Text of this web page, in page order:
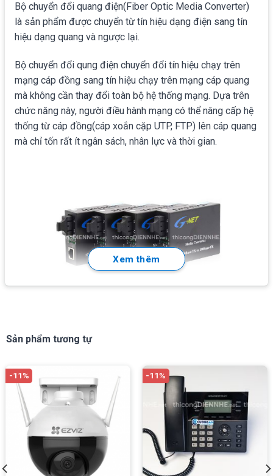
Bộ chuyển đổi quang điện(Fiber Optic Media Converter)
là sản phẩm được chuyển từ tín hiệu dạng điện sang tín
hiệu dạng quang và ngược lại.
Bộ chuyển đổi qung điện chuyển đổi tín hiệu chạy trên
mạng cáp đồng sang tín hiệu chạy trên mạng cáp quang
mà không cần thay đổi toàn bộ hệ thống mạng. Dựa trên
chức năng này, người điều hành mạng có thể nâng cấp hệ
thống từ cáp đồng(cáp xoắn cặp UTP, FTP) lên cáp quang
mà chỉ tốn rất ít ngân sách, nhân lực và thời gian.
Thông số kĩ thuật của G-NET HHD-120G-20
Thiết bị chuyển đổi tín hiệu quang sang điện
Xem thêm
Sản phẩm tương tự
-11% -11%